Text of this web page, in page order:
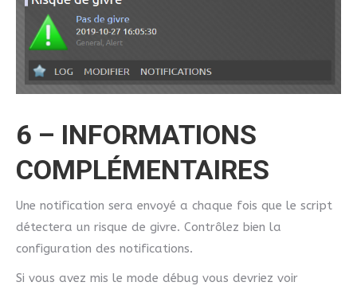
6 – INFORMATIONS
COMPLÉMENTAIRES
Une notification sera envoyé a chaque fois que le script
détectera un risque de givre. Contrôlez bien la
configuration des notifications.
Si vous avez mis le mode débug vous devriez voir